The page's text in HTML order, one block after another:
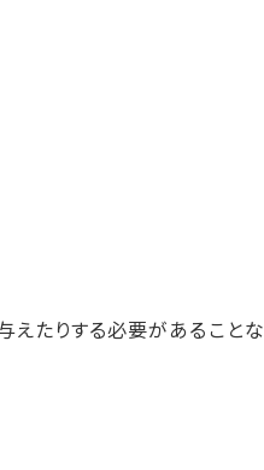
たりする必要があることな